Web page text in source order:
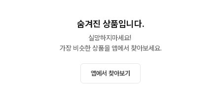
숨겨진 상품입니다.
실망하지마세요!
가장 비슷한 상품을 앱에서 찾아보세요.
앱에서 찾아보기